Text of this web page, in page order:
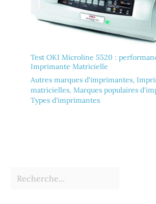
Test OKI Microline 5520 :
Imprimante Matricielle
Autres marques d'imprimantes,
matricielles, Marques populaires
Types d'imprimantes